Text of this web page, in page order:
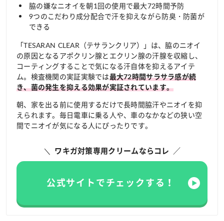
脇の嫌なニオイを朝1回の使用で最大72時間予防
9つのこだわり成分配合で汗を抑えながら防臭・防菌が
できる
「TESARAN CLEAR（テサランクリア）」は、脇のニオイ
の原因となるアポクリン腺とエクリン腺の汗腺を収縮し、
コーティングすることで気になる汗自体を抑えるアイテ
ム。検査機関の実証実験では最大72時間サラサラ感が続
き、菌の発生を抑える効果が実証されています。
朝、家を出る前に使用するだけで長時間脇汗やニオイを抑
えられます。毎日電車に乗る人や、車のなかなどの狭い空
間でニオイが気になる人にぴったりです。
ワキガ対策専用クリームならコレ
公式サイトでチェックする！